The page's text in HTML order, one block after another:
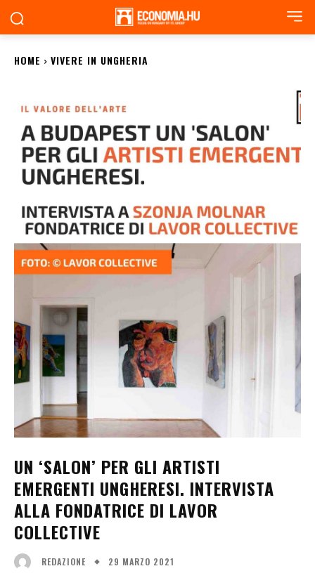
HOME VIVERE IN UNGHERIA
UN ‘SALON’ PER GLI ARTISTI
EMERGENTI UNGHERESI. INTERVISTA
ALLA FONDATRICE DI LAVOR
COLLECTIVE
REDAZIONE 29 MARZO 2021